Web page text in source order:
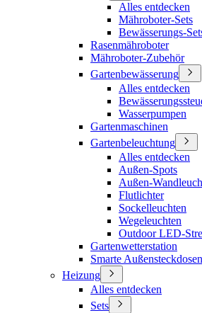
Alles entdecken
Mähroboter-Sets
Bewässerungs-
Rasenmähroboter
Mähroboter-Zubehör
Gartenbewässerung
Alles entdecken
Wasserpumpen
Gartenmaschinen
Gartenbeleuchtung
Alles entdecken
Außen-Spots
Außen-
Flutlichter
Sockelleuchten
Wegeleuchten
Outdoor LED-
Gartenwetterstation
Smarte Außensteckdosen
Heizung
Alles entdecken
Sets